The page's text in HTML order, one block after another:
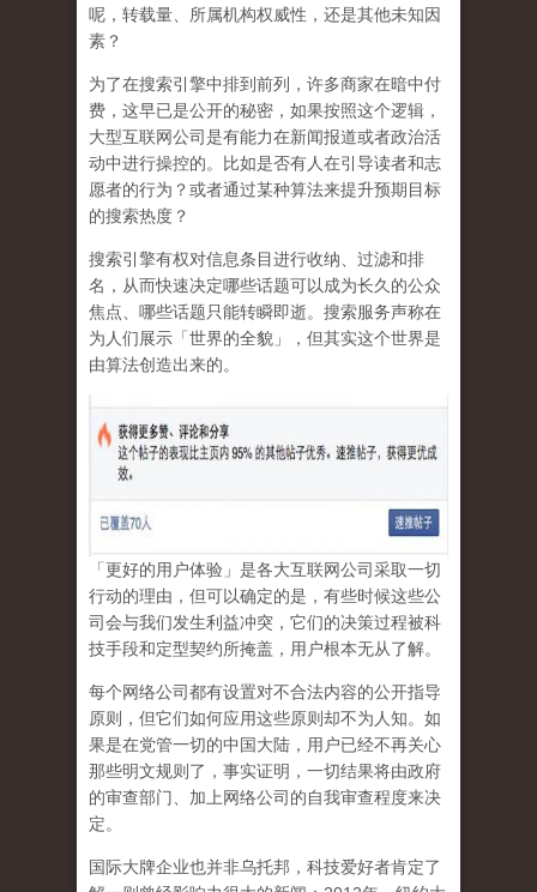
呢，转载量、所属机构权威性，还是其他未知因
素？
为了在搜索引擎中排到前列，许多商家在暗中付
费，这早已是公开的秘密，如果按照这个逻辑，
大型互联网公司是有能力在新闻报道或者政治活
动中进行操控的。比如是否有人在引导读者和志
愿者的行为？或者通过某种算法来提升预期目标
的搜索热度？
搜索引擎有权对信息条目进行收纳、过滤和排
名，从而快速决定哪些话题可以成为长久的公众
焦点、哪些话题只能转瞬即逝。搜索服务声称在
为人们展示「世界的全貌」，但其实这个世界是
由算法创造出来的。
「更好的用户体验」是各大互联网公司采取一切
行动的理由，但可以确定的是，有些时候这些公
司会与我们发生利益冲突，它们的决策过程被科
技手段和定型契约所掩盖，用户根本无从了解。
每个网络公司都有设置对不合法内容的公开指导
原则，但它们如何应用这些原则却不为人知。如
果是在党管一切的中国大陆，用户已经不再关心
那些明文规则了，事实证明， 一切结果将由政府
的审查部门、加上网络公司的自我审查程度来决
定。
国际大牌企业也并非乌托邦，科技爱好者肯定了